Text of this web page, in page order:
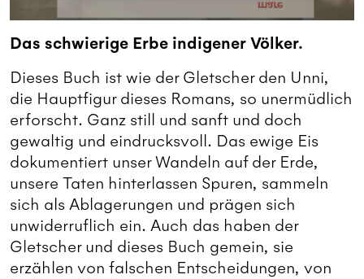
Das schwierige Erbe indigener Völker.
Dieses Buch ist wie der Gletscher den Unni,
die Hauptfigur dieses Romans, so unermüdlich
erforscht. Ganz still und sanft und doch
gewaltig und eindrucksvoll. Das ewige Eis
dokumentiert unser Wandeln auf der Erde,
unsere Taten hinterlassen Spuren, sammeln
sich als Ablagerungen und prägen sich
unwiderruflich ein. Auch das haben der
Gletscher und dieses Buch gemein, sie
erzählen von falschen Entscheidungen, von